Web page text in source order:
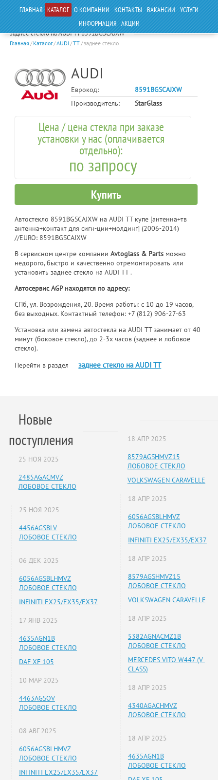
ГЛАВНАЯ КАТАЛОГ О КОМПАНИИ КОНТАКТЫ ВАКАНСИИ УСЛУГИ
ИНФОРМАЦИЯ АКЦИИ
заднее стекло на AUDI TT 8591BGSCAJXW
Главная / Каталог/AUDI/TT/заднее стекло
AUDI
Еврокод:
8591BGSCAJXW
Производитель:
StarGlass
Цена / цена стекла при заказе
установки у нас (оплачивается
отдельно):
по запросу
Купить
Автостекло 8591BGSCAJXW на AUDI TT купе [антенна+тв
антенна+контакт для сигн-ции+молдинг] (2006-2014)
//EURO: 8591BGSCAJXW
В сервисном центре компанииAvtoglass & Parts можно
недорого, быстро и качественно отремонтировать или
установить заднее стекло на AUDI TT .
Автосервис AGP находятся по адресу:
СПб, ул. Возрождения, 20. Время работы: с 10 до 19 часов,
без выходных. Контактный телефон:+7 (812) 906-27-63
Установка или замена автостекла на AUDI TT занимает от 40
минут (боковое стекло), до 2-3х часов (заднее и лобовое
стекло).
Перейти в раздел
заднее стекло на AUDI TT
Новые
поступления
25 НОЯ 2025
2485AGACMVZ
ЛОБОВОЕ СТЕКЛО
25 НОЯ 2025
4456AGSBLV
ЛОБОВОЕ СТЕКЛО
06 ДЕК 2025
6056AGSBLHMVZ
ЛОБОВОЕ СТЕКЛО
INFINITI EX25/EX35/EX37
17 ЯНВ 2025
4635AGN1B
ЛОБОВОЕ СТЕКЛО
DAF XF 105
10 МАР 2025
4463AGSOV
ЛОБОВОЕ СТЕКЛО
08 АВГ 2025
6056AGSBLHMVZ
ЛОБОВОЕ СТЕКЛО
INFINITI EX25/EX35/EX37
18 АПР 2025
8579AGSHMVZ15
ЛОБОВОЕ СТЕКЛО
VOLKSWAGEN CARAVELLE
18 АПР 2025
6056AGSBLHMVZ
ЛОБОВОЕ СТЕКЛО
INFINITI EX25/EX35/EX37
18 АПР 2025
8579AGSHMVZ15
ЛОБОВОЕ СТЕКЛО
VOLKSWAGEN CARAVELLE
18 АПР 2025
5382AGNACMZ1B
ЛОБОВОЕ СТЕКЛО
MERCEDES VITO W447 (V-
CLASS)
18 АПР 2025
4340AGACHMVZ
ЛОБОВОЕ СТЕКЛО
18 АПР 2025
4635AGN1B
ЛОБОВОЕ СТЕКЛО